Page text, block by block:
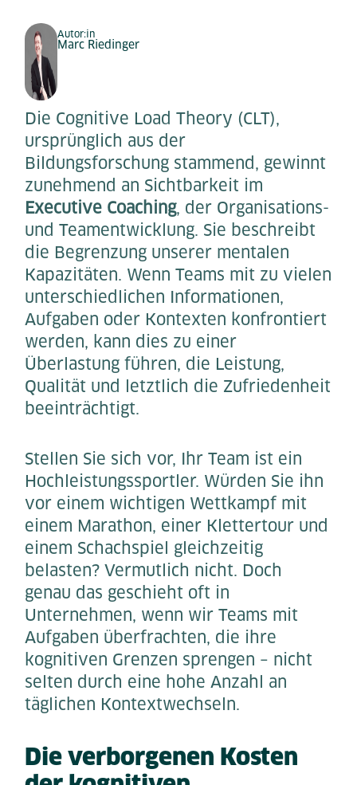
Autor:in
Marc Riedinger
Die Cognitive Load Theory (CLT),
ursprünglich aus der
Bildungsforschung stammend, gewinnt
zunehmend an Sichtbarkeit im
Executive Coaching, der Organisations-
und Teamentwicklung. Sie beschreibt
die Begrenzung unserer mentalen
Kapazitäten. Wenn Teams mit zu vielen
unterschiedlichen Informationen,
Aufgaben oder Kontexten konfrontiert
werden, kann dies zu einer
Überlastung führen, die Leistung,
Qualität und letztlich die Zufriedenheit
beeinträchtigt.
Stellen Sie sich vor, Ihr Team ist ein
Hochleistungssportler. Würden Sie ihn
vor einem wichtigen Wettkampf mit
einem Marathon, einer Klettertour und
einem Schachspiel gleichzeitig
belasten? Vermutlich nicht. Doch
genau das geschieht oft in
Unternehmen, wenn wir Teams mit
Aufgaben überfrachten, die ihre
kognitiven Grenzen sprengen – nicht
selten durch eine hohe Anzahl an
täglichen Kontextwechseln.
Die verborgenen Kosten